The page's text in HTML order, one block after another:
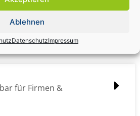
Ablehnen
DatenschutzImpressum
/ Profidatencheck
für Firmen &